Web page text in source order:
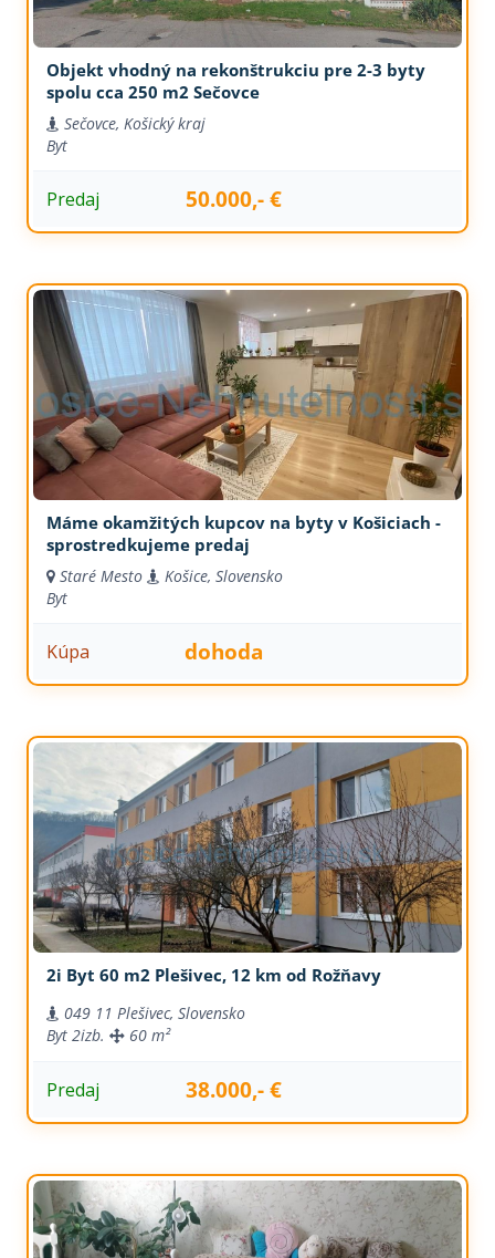
Objekt vhodný na rekonštrukciu pre 2-3 byty
spolu cca 250 m2 Sečovce
Sečovce, Košický kraj
Byt
Predaj 50.000,- €
Máme okamžitých kupcov na byty v Košiciach -
sprostredkujeme predaj
Staré Mesto
Košice, Slovensko
Byt
Kúpa dohoda
2i Byt 60 m2 Plešivec, 12 km od Rožňavy
049 11 Plešivec, Slovensko
Byt 2izb. 60 m²
Predaj 38.000,- €